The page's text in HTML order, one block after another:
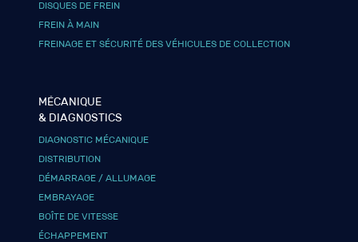
DISQUES DE FREIN
FREIN À MAIN
FREINAGE ET SÉCURITÉ DES VÉHICULES DE COLLECTION
MÉCANIQUE
& DIAGNOSTICS
DIAGNOSTIC MÉCANIQUE
DISTRIBUTION
DÉMARRAGE / ALLUMAGE
EMBRAYAGE
BOÎTE DE VITESSE
ÉCHAPPEMENT